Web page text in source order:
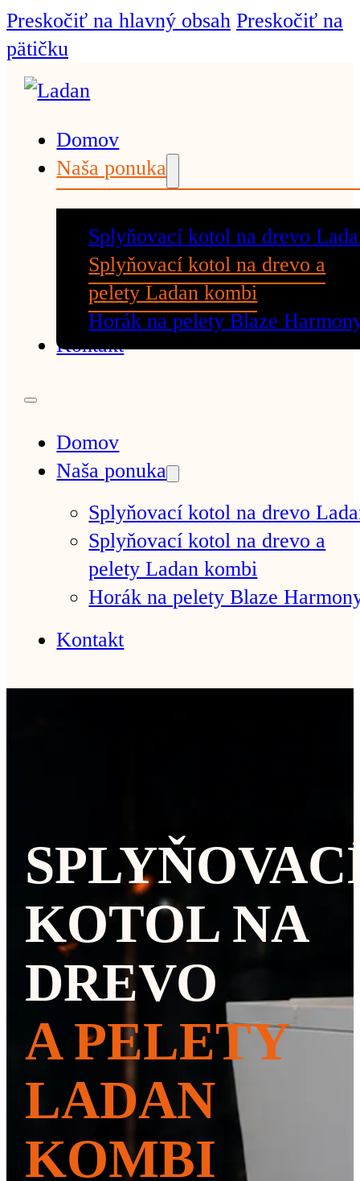
Preskočiť na hlavný obsah Preskočiť na
pätičku
Domov
Naša ponuka
Splyňovací kotol na drevo
Splyňovací kotol na drevo a
pelety Ladan kombi
Horák na pelety Blaze
Kontakt
Domov
Naša ponuka
Splyňovací kotol na drevo
Splyňovací kotol na drevo a
pelety Ladan kombi
Horák na pelety Blaze
Kontakt
KOTOL NA
DREVO
A PELETY
LADAN
KOMBI